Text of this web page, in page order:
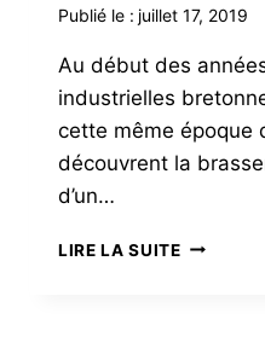
Publié le : juillet 17, 2019
Au début des
industrielles
cette même époque
découvrent la
d’un…
LIRE LA SUITE